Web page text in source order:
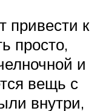
привести к
просто,
и
вещь с
внутри,